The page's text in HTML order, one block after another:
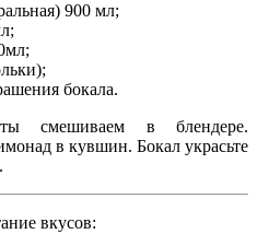
900 мл;
бокала.
смешиваем в блендере.
в кувшин. Бокал украсьте
вкусов: